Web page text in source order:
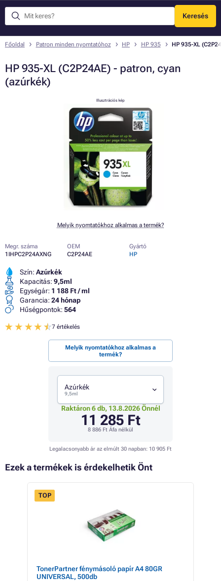
Keresés
Menü
Főoldal Patron minden nyomtatóhoz HP HP 935 HP 935-XL
HP 935-XL (C2P24AE) - patron, cyan
(azúrkék)
Illusztrációs kép
Melyik nyomtatókhoz alkalmas a termék?
Megr. száma
1IHPC2P24AXNG
OEM
C2P24AE
Gyártó
HP
Szín: Azúrkék
Kapacitás: 9,5ml
Egységár: 1 188 Ft / ml
Garancia: 24 hónap
Hűségpontok: 564
7 értékelés
Melyik nyomtatókhoz alkalmas a
termék?
Azúrkék
9,5ml
Raktáron 6 db, 13.8.2026 Önnél
11 285 Ft
8 886 Ft Áfa nélkül
Legalacsonyabb ár az elmúlt 30 napban: 10 905 Ft
Ezek a termékek is érdekelhetik Önt
TOP
TonerPartner fénymásoló papír A4 80GR
UNIVERSAL, 500db